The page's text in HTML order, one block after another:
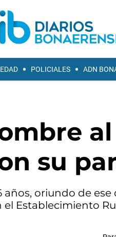
POLICIALES ADN
al
su
años, oriundo de ese
Establecimiento